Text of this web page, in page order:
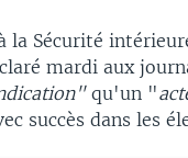
la Sécurité
mardi aux
qu'un "
succès dans les